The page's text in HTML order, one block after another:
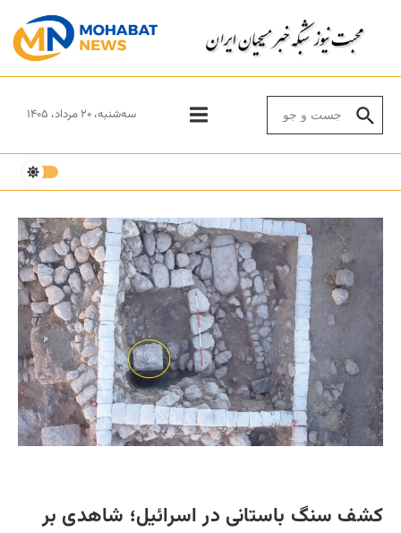
سه‌شنبه، ۲۰ مرداد، ۱۴۰۵
کشف سنگ باستانی در اسرائیل؛ شاهدی بر